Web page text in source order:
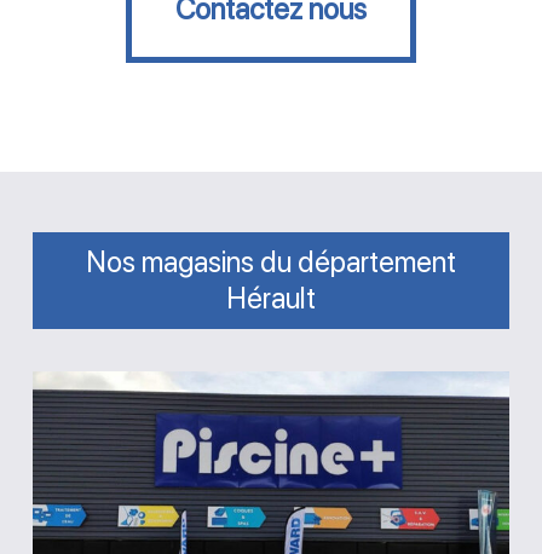
Contactez nous
Nos magasins du département
Hérault
Magasin
Piscine
Plus
Le-